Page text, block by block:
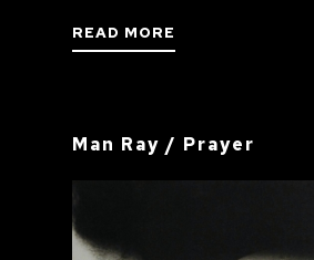
READ MORE
Man Ray / Prayer